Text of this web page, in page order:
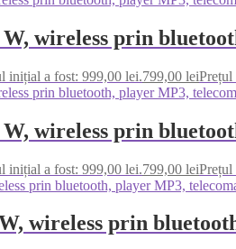
wireless prin
inițial a fost: 999,00 lei.799,00 leiPrețul
wireless prin
inițial a fost: 999,00 lei.799,00 leiPrețul
wireless prin